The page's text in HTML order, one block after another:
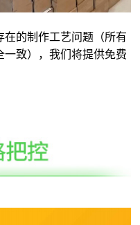
在的制作工艺问题（所有
致），我们将提供免费